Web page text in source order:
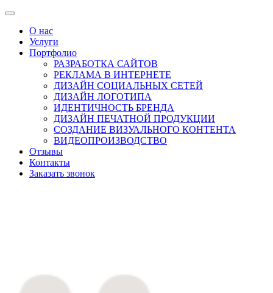
О нас
Услуги
Портфолио
РАЗРАБОТКА САЙТОВ
РЕКЛАМА В ИНТЕРНЕТЕ
ДИЗАЙН СОЦИАЛЬНЫХ СЕТЕЙ
ДИЗАЙН ЛОГОТИПА
ИДЕНТИЧНОСТЬ БРЕНДА
ДИЗАЙН ПЕЧАТНОЙ ПРОДУКЦИИ
СОЗДАНИЕ ВИЗУАЛЬНОГО КОНТЕНТА
ВИДЕОПРОИЗВОДСТВО
Отзывы
Контакты
Заказать звонок